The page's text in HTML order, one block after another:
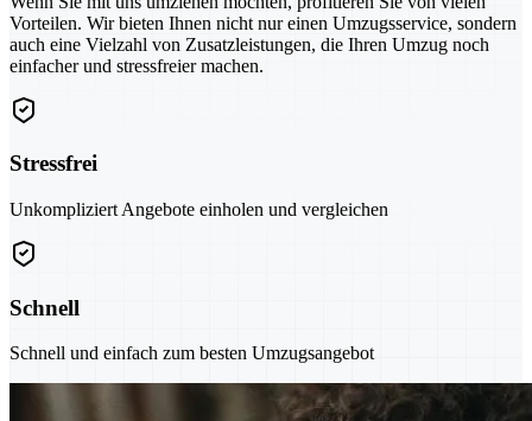
Vorteilen. Wir bieten Ihnen nicht nur einen Umzugsservice, sondern
auch eine Vielzahl von Zusatzleistungen, die Ihren Umzug noch
einfacher und stressfreier machen.
Stressfrei
Unkompliziert Angebote einholen und vergleichen
Schnell
Schnell und einfach zum besten Umzugsangebot